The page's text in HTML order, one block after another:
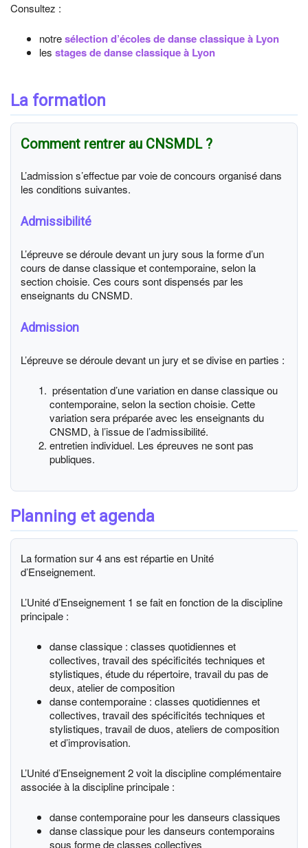
Consultez :
notresélection d’écoles de danse classique à Lyon
les stages de danse classique à Lyon
La formation
Comment rentrer au CNSMDL ?
L’admission s’effectue par voie de concours organisé dans
les conditions suivantes.
Admissibilité
L’épreuve se déroule devant un jury sous la forme d’un
cours de danse classique et contemporaine, selon la
section choisie. Ces cours sont dispensés par les
enseignants du CNSMD.
Admission
L’épreuve se déroule devant un jury et se divise en parties :
présentation d’une variation en danse classique ou
contemporaine, selon la section choisie. Cette
variation sera préparée avec les enseignants du
CNSMD, à l’issue de l’admissibilité.
entretien individuel. Les épreuves ne sont pas
publiques.
Planning et agenda
La formation sur 4 ans est répartie en Unité
d’Enseignement.
L’Unité d’Enseignement 1 se fait en fonction de la discipline
principale :
danse classique : classes quotidiennes et
collectives, travail des spécificités techniques et
stylistiques, étude du répertoire, travail du pas de
deux, atelier de composition
danse contemporaine : classes quotidiennes et
collectives, travail des spécificités techniques et
stylistiques, travail de duos, ateliers de composition
et d’improvisation.
L’Unité d’Enseignement 2 voit la discipline complémentaire
associée à la discipline principale :
danse contemporaine pour les danseurs classiques
danse classique pour les danseurs contemporains
sous forme de classes collectives